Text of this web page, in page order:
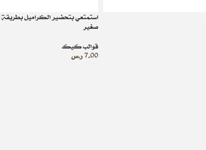
استمتعي بتحضير الكراميل
صغير
قوالب كيك
7.00ر.س